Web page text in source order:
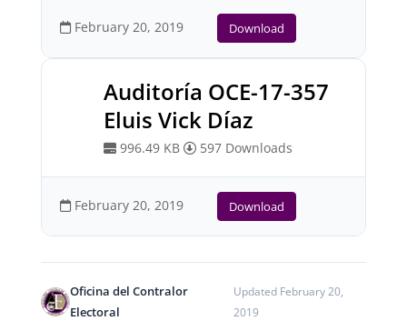
February 20, 2019 Download
Auditoría OCE-17-357
Eluis Vick Díaz
996.49 KB 597 Downloads
February 20, 2019 Download
Oficina del Contralor
Electoral
Updated February 20,
2019